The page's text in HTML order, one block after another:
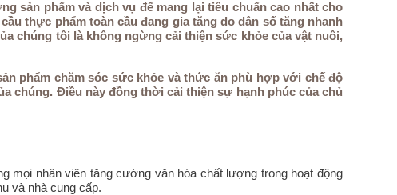
sản phẩm và dịch vụ để mang lại tiêu chuẩn cao nhất cho
thực phẩm toàn cầu đang gia tăng do dân số tăng nhanh
chúng tôi là không ngừng cải thiện sức khỏe của vật nuôi,
phẩm chăm sóc sức khỏe và thức ăn phù hợp với chế độ
chúng. Điều này đồng thời cải thiện sự hạnh phúc của chủ
mọi nhân viên tăng cường văn hóa chất lượng trong hoạt động
và nhà cung cấp.